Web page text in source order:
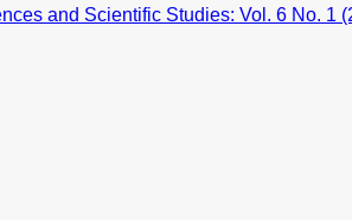
and Scientific Studies: Vol. 6 No.